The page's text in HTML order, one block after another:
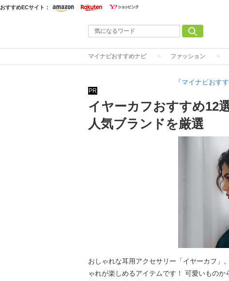
おすすめECサイト：
マイナビおすすめナビ ファッション
『マイナビおす
PR
イヤーカフおすすめ12
人気ブランドを厳選
おしゃれな耳用アクセサリー「イヤーカフ」
ゃれが楽しめるアイテムです！ 可愛いもの